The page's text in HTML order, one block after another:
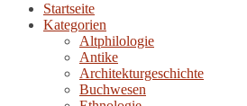
Startseite
Kategorien
Altphilologie
Antike
Architekturgeschichte
Buchwesen